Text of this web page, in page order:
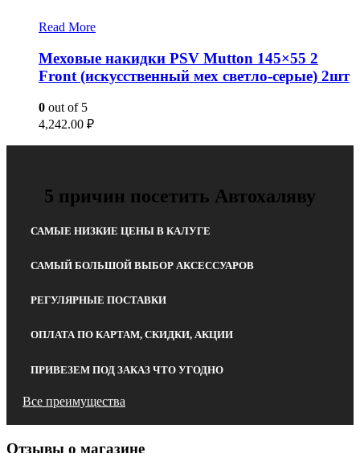
Read More
Меховые накидки PSV Mutton 145×55 2
Front (искусственный мех светло-серые) 2шт
0 out of 5
4,242.00 ₽
5 причин посетить Автохаляву
САМЫЕ НИЗКИЕ ЦЕНЫ В КАЛУГЕ
САМЫЙ БОЛЬШОЙ ВЫБОР АКСЕССУАРОВ
РЕГУЛЯРНЫЕ ПОСТАВКИ
ОПЛАТА ПО КАРТАМ, СКИДКИ, АКЦИИ
ПРИВЕЗЕМ ПОД ЗАКАЗ ЧТО УГОДНО
Все преимущества
Отзывы о магазине